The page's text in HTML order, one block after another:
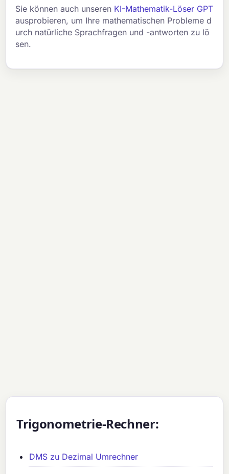
Sie können auch unseren KI-Mathematik-Löser GPT
ausprobieren, um Ihre mathematischen Probleme d
urch natürliche Sprachfragen und -antworten zu lö
sen.
Trigonometrie-Rechner:
DMS zu Dezimal Umrechner